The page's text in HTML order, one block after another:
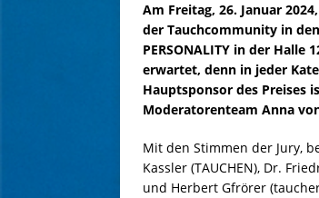
Am Freitag, 26. Januar
der Tauchcommunity in den
PERSONALITY in der
erwartet, denn in jeder
Hauptsponsor des Preises
Moderatorenteam Anna
Mit den Stimmen der Jury,
Kassler (TAUCHEN), Dr.
und Herbert Gfrörer